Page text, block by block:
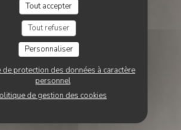
Tout accepter
Tout refuser
Personnaliser
de protection des données à caractère
personnel
de gestion des cookies